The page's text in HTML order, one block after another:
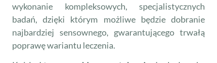
wykonanie kompleksowych, specjalistycznych
badań, dzięki którym możliwe będzie dobranie
najbardziej sensownego, gwarantującego trwałą
poprawę wariantu leczenia.